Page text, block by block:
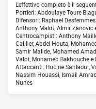
L'effettivo completo è il
Portieri: Abdoulaye Toure
Difensori: Raphael
Anthony Malot, Almir Zairovic
Centrocampisti: Anthony
Caillier, Abdel Houta,
Samir Malide, Mohamed
Valot, Mohamed Bakhouche e
Attaccanti: Hocine Sahlaoui,
Nassim Houassi, Ismail
Nunes